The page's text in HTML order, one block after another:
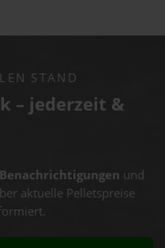
STAND
– jederzeit &
und
aktuelle Pelletspreise